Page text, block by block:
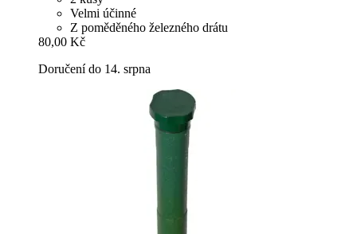
Velmi účinné
Z poměděného železného drátu
80,00 Kč
Doručení do 14. srpna